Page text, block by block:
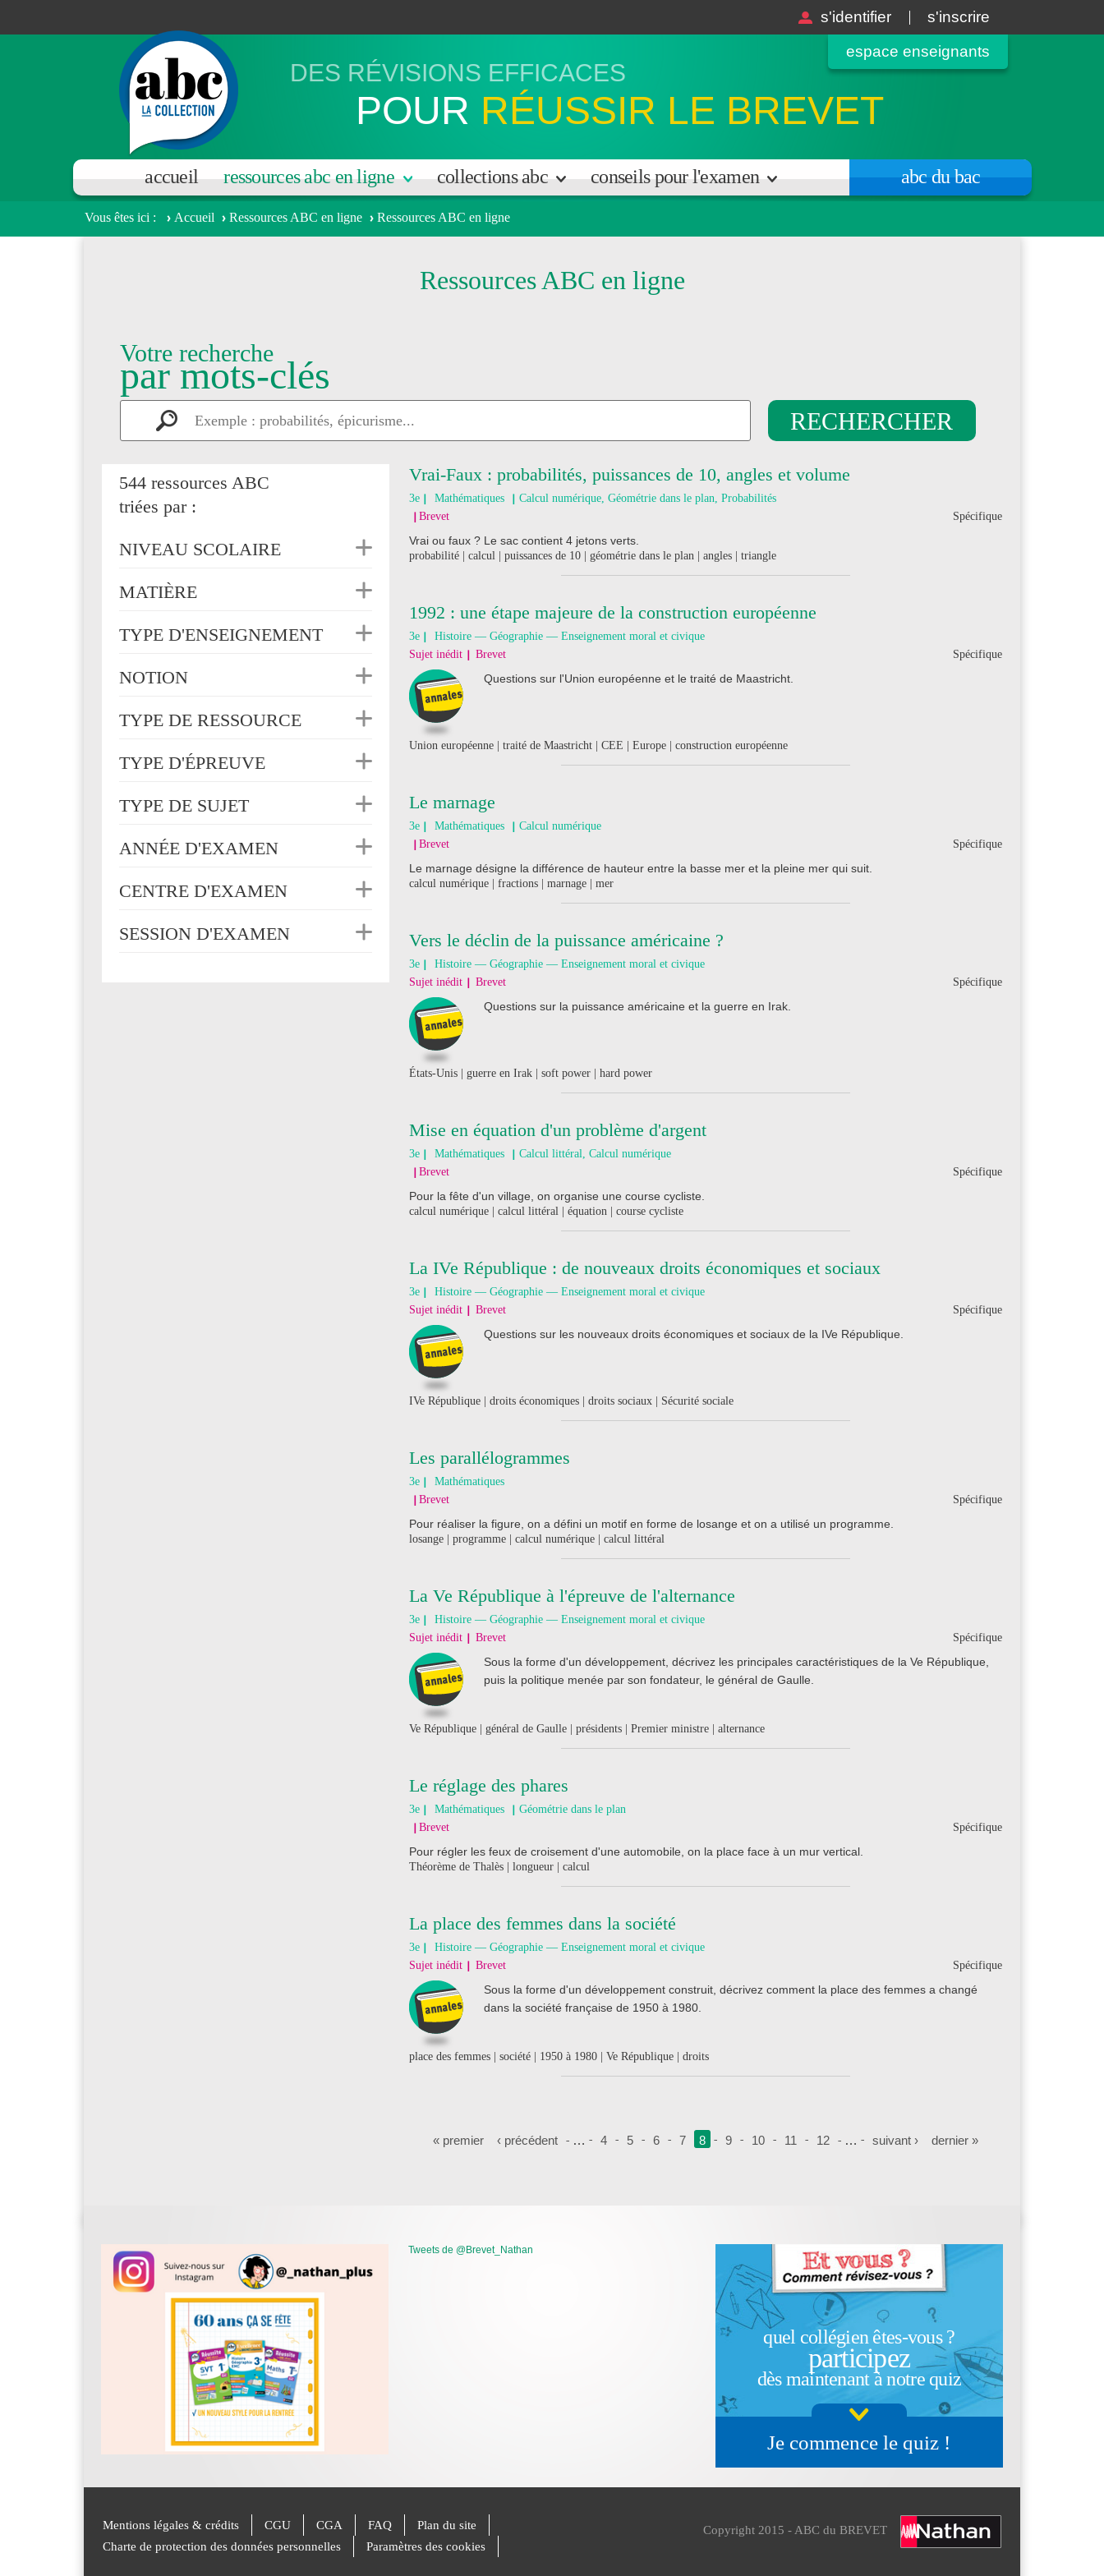
s'identifier
s'inscrire
espace enseignants
DES RÉVISIONS EFFICACES
POUR RÉUSSIR LE BREVET
accueil ressources abc en ligne collections abc conseils pour l'examen abc du bac
Vous êtes ici Accueil Ressources ABC en ligne Ressources ABC en ligne
Ressources ABC en ligne
Votre recherche
par mots-clés
544 ressources ABC
triées par :
NIVEAU SCOLAIRE
MATIÈRE
TYPE D'ENSEIGNEMENT
NOTION
TYPE DE RESSOURCE
TYPE D'ÉPREUVE
TYPE DE SUJET
ANNÉE D'EXAMEN
CENTRE D'EXAMEN
SESSION D'EXAMEN
Vrai-Faux : probabilités, puissances de 10, angles et volume
3e Mathématiques
Calcul numérique, Géométrie dans le plan, Probabilités
Spécifique
Brevet
Vrai ou faux ? Le sac contient 4 jetons verts.
probabilité | calcul | puissances de 10 | géométrie dans le plan | angles | triangle
1992 : une étape majeure de la construction européenne
3e
Histoire — Géographie — Enseignement moral et civique
Spécifique
Sujet inédit Brevet
Questions sur l'Union européenne et le traité de Maastricht.
Union européenne | traité de Maastricht | CEE | Europe | construction européenne
Le marnage
3e Mathématiques
Calcul numérique
Spécifique
Brevet
Le marnage désigne la différence de hauteur entre la basse mer et la pleine mer qui suit.
calcul numérique | fractions | marnage | mer
Vers le déclin de la puissance américaine ?
3e
Histoire — Géographie — Enseignement moral et civique
Spécifique
Sujet inédit Brevet
Questions sur la puissance américaine et la guerre en Irak.
États-Unis | guerre en Irak | soft power | hard power
Mise en équation d'un problème d'argent
3e Mathématiques
Calcul littéral, Calcul numérique
Spécifique
Brevet
Pour la fête d'un village, on organise une course cycliste.
calcul numérique | calcul littéral | équation | course cycliste
La IVe République : de nouveaux droits économiques et sociaux
3e
Histoire — Géographie — Enseignement moral et civique
Spécifique
Sujet inédit Brevet
Questions sur les nouveaux droits économiques et sociaux de la IVe République.
IVe République | droits économiques | droits sociaux | Sécurité sociale
Les parallélogrammes
3e
Mathématiques
Spécifique
Brevet
Pour réaliser la figure, on a défini un motif en forme de losange et on a utilisé un programme.
losange | programme | calcul numérique | calcul littéral
La Ve République à l'épreuve de l'alternance
3e
Histoire — Géographie — Enseignement moral et civique
Spécifique
Sujet inédit Brevet
Sous la forme d'un développement, décrivez les principales caractéristiques de la Ve République,
puis la politique menée par son fondateur, le général de Gaulle.
Ve République | général de Gaulle | présidents | Premier ministre | alternance
Le réglage des phares
3e Mathématiques
Géométrie dans le plan
Spécifique
Brevet
Pour régler les feux de croisement d'une automobile, on la place face à un mur vertical.
Théorème de Thalès | longueur | calcul
La place des femmes dans la société
3e
Histoire — Géographie — Enseignement moral et civique
Spécifique
Sujet inédit Brevet
Sous la forme d'un développement construit, décrivez comment la place des femmes a changé
dans la société française de 1950 à 1980.
place des femmes | société | 1950 à 1980 | Ve République | droits
Pages
« premier ‹ précédent … 4 5 6 7 8 9 10 11 12 … suivant › dernier »
Tweets de @Brevet_Nathan
quel collégien êtes-vous ?
participez
dès maintenant à notre quiz
Je commence le quiz !
Mentions légales & crédits CGU CGA FAQ
Plan du site
Charte de protection des données personnelles
Paramètres des cookies
Copyright 2015 - ABC du BREVET